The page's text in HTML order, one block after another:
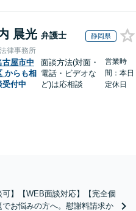
晨光 弁護士 静岡県
律事務所
古屋市中
からも相
受付中
面談方法(対面・
電話・ビデオな
ど)は応相談
営業時
間：本日
定休日
可】【WEB面談対応】【完全個
お悩みの方へ。慰謝料請求か